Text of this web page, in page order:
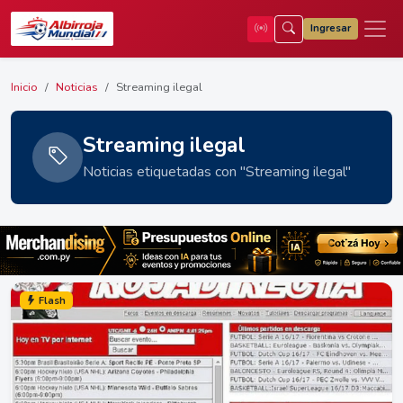
Ingresar
Inicio Noticias Streaming ilegal
Streaming ilegal
Noticias etiquetadas con "Streaming ilegal"
Flash